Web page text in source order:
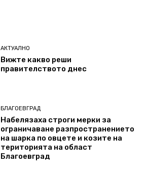
АКТУАЛНО
Вижте какво реши
правителството днес
БЛАГОЕВГРАД
Набелязаха строги мерки за
ограничаване разпространението
на шарка по овцете и козите на
територията на област
Благоевград